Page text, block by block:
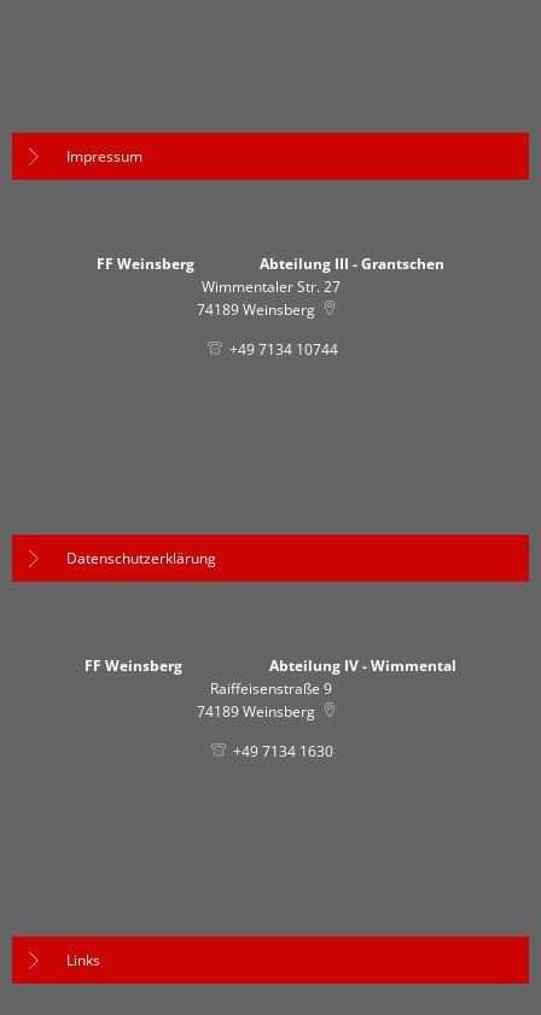
Impressum
FF Weinsberg Abteilung III - Grantschen
Wimmentaler Str. 27
74189Weinsberg
+49 7134 10744
Datenschutzerklärung
FF Weinsberg Abteilung IV - Wimmental
Raiffeisenstraße 9
74189Weinsberg
+49 7134 1630
Links